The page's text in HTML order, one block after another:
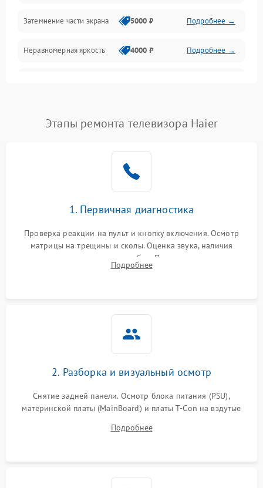
Механические повреждения
Программное обеспечение
Сеть и подключения
Затемнение части экрана 5000 ₽ Подробнее →
Неравномерная яркость 4000 ₽ Подробнее →
Этапы ремонта телевизора Haier
1. Первичная диагностика
Проверка реакции на пульт и кнопку включения. Осмотр
матрицы на трещины и сколы. Оценка звука, наличия
подсветки и индикаторов ошибок. Подключение тестовых
источников сигнала для выявления симптомов поломки.
Подробнее
2. Разборка и визуальный осмотр
Снятие задней панели. Осмотр блока питания (PSU),
материнской платы (MainBoard) и платы T-Con на вздутые
Проверка надежности фиксации и целостности шлейфов.
Подробнее